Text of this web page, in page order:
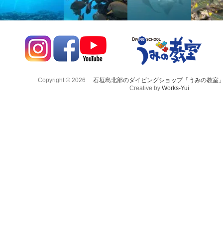
Copyright © 2026
石垣島北部のダイビングショップ「うみの教室
Creative by Works-Yui